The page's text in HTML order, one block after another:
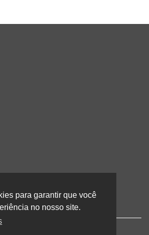
para garantir que você
no nosso site.